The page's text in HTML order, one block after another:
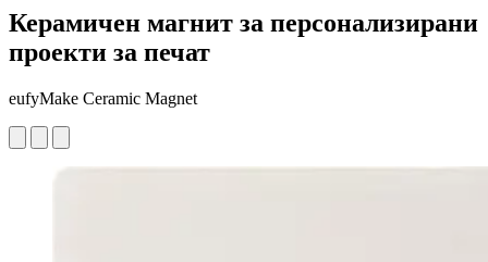
Керамичен магнит за персонализирани
проекти за печат
eufyMake Ceramic Magnet